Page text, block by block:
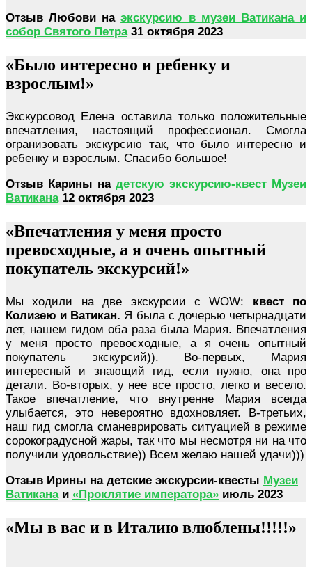
Отзыв Любови наэкскурсию в музеи Ватикана и
собор Святого Петра31 октября 2023
«Было интересно и ребенку и
взрослым!»
Экскурсовод Елена оставила только положительные
впечатления, настоящий профессионал. Смогла
огранизовать экскурсию так, что было интересно и
ребенку и взрослым. Спасибо большое!
Отзыв Карины на детскую экскурсию-квест Музеи
Ватикана12 октября 2023
«Впечатления у меня просто
превосходные, а я очень опытный
покупатель экскурсий!»
Мы ходили на две экскурсии с WOW: квест по
Колизею и Ватикан. Я была с дочерью четырнадцати
лет, нашем гидом оба раза была Мария. Впечатления
у меня просто превосходные, а я очень опытный
покупатель экскурсий)). Во-первых, Мария
интересный и знающий гид, если нужно, она про
детали. Во-вторых, у нее все просто, легко и весело.
Такое впечатление, что внутренне Мария всегда
улыбается, это невероятно вдохновляет. В-третьих,
наш гид смогла сманеврировать ситуацией в режиме
сорокоградусной жары, так что мы несмотря ни на что
получили удовольствие)) Всем желаю нашей удачи)))
Отзыв Ирины на детские экскурсии-квесты Музеи
Ватиканаи «Проклятие императора» июль 2023
«Мы в вас и в Италию влюблены!!!!!»